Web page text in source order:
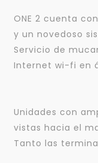
ONE 2 cuenta
y un novedoso
Servicio de
Internet wi-fi en
Unidades con
vistas hacia el
Tanto las